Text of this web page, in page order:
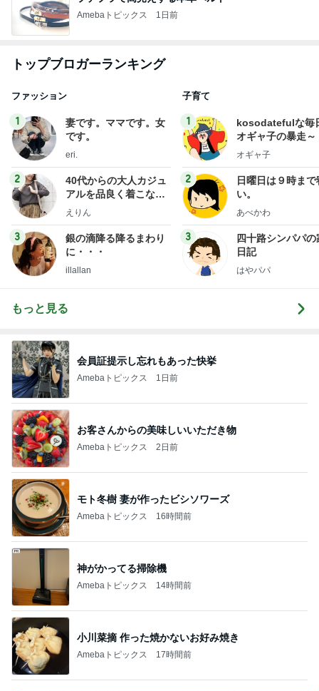
Amebaトピックス 1日前
トップブロガーランキング
ファッション
1
妻です。ママです。女
です。
eri.
2
40代からの大人カジュ
アルを品良く着こなす
ファッションブログ
えりん
3
銀の滴降る降るまわり
に・・・
illallan
子育て
1
kosodatefulな毎
オギャ子の暴走～
オギャ子
2
日曜日は９時まで
い。
あべかわ
3
四十路シンパパの
日記
はやパパ
もっと見る
会員証提示し忘れもあった快挙
Amebaトピックス 1日前
お客さんからの美味しいいただき物
Amebaトピックス 2日前
モト冬樹 妻が作ったビシソワーズ
Amebaトピックス 16時間前
神がかってる掃除機
Amebaトピックス 14時間前
小川菜摘 作った焼かないお好み焼き
Amebaトピックス 17時間前